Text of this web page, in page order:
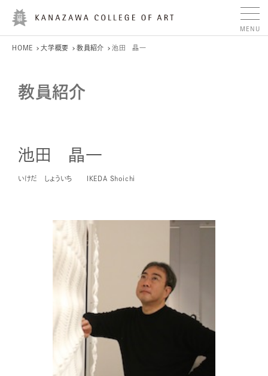
HOME 大学概要 教員紹介 池田 晶一
教員紹介
池田 晶一
いけだ しょういち IKEDA Shoichi